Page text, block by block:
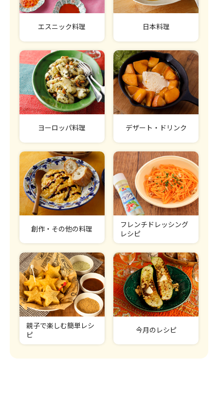
エスニック料理 日本料理
ヨーロッパ料理 デザート・ドリンク
創作・その他の料理
フレンチドレッシング
レシピ
親子で楽しむ簡単レシ
ピ
今月のレシピ